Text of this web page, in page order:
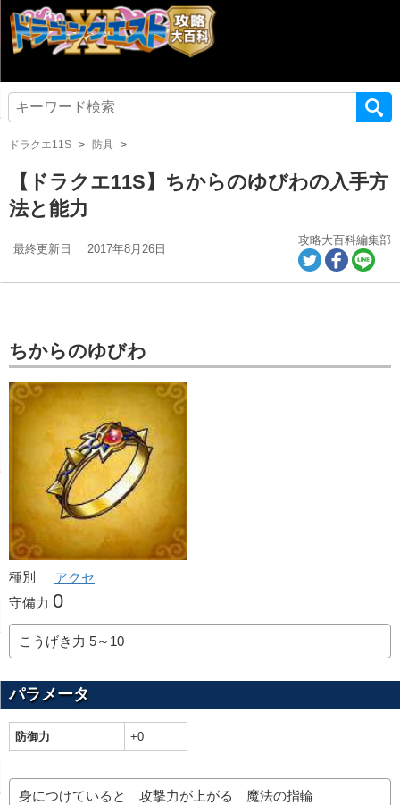
ドラクエ11S 防具
【ドラクエ11S】ちからのゆびわの入手方
法と能力
最終更新日 2017年8月26日
攻略大百科編集部
ちからのゆびわ
種別
アクセ
守備力 0
こうげき力 5～10
パラメータ
防御力 +0
身につけていると 攻撃力が上がる 魔法の指輪